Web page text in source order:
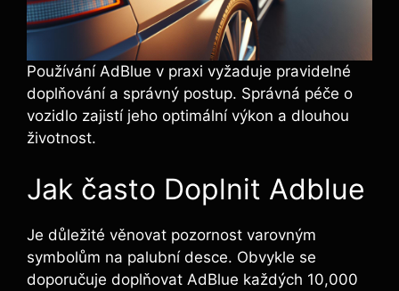
Používání AdBlue v praxi vyžaduje pravidelné
doplňování a správný postup. Správná péče o
vozidlo zajistí jeho optimální výkon a dlouhou
životnost.
Jak často Doplnit Adblue
Je důležité věnovat pozornost varovným
symbolům na palubní desce. Obvykle se
doporučuje doplňovat AdBlue každých 10,000